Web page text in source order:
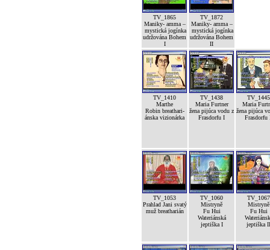
TV_1865
Maniky- amma –
mystická jogínka
udržována Bohem
I
TV_1872
Maniky- amma –
mystická jogínka
udržována Bohem
II
TV_1410
Marthe
Robin breathari-
ánska vizionárka
TV_1438
Maria Furtner
žena pijúca vodu z
Frasdorfu I
TV_1445
Maria
žena pijúca
Frasdorfu
TV_1053
Prahlad Jani svatý
muž breatharián
TV_1060
Mistryně
Fu Hui
Wateriánská
jeptiška I
TV_1067
Mistryně
Fu Hui
jeptiška II